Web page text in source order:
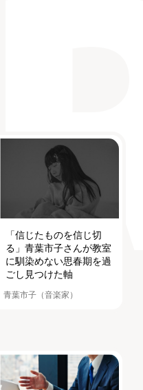
「信じたものを信じ切
る」青葉市子さんが教室
に馴染めない思春期を過
ごし見つけた軸
青葉市子（音楽家）